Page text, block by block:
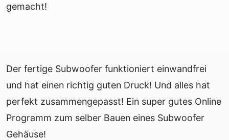
gemacht!
Der fertige Subwoofer funktioniert einwandfrei
und hat einen richtig guten Druck! Und alles hat
perfekt zusammengepasst! Ein super gutes Online
Programm zum selber Bauen eines Subwoofer
Gehäuse!